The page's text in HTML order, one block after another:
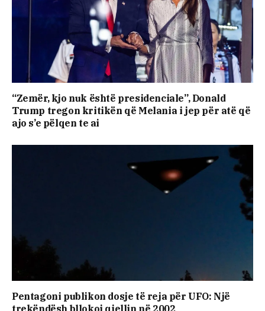
“Zemër, kjo nuk është presidenciale”, Donald
Trump tregon kritikën që Melania i jep për atë që
ajo s’e pëlqen te ai
Pentagoni publikon dosje të reja për UFO: Një
trekëndësh bllokoi qiellin në 2002